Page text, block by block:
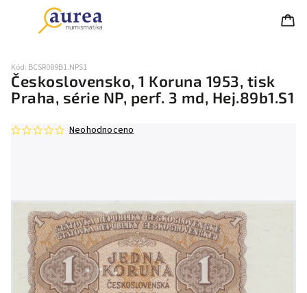
Československo, 1 Koruna 1953, tisk
Praha, série NP, perf. 3 md, Hej.89b1.S1
Kód: BCSR089B1.NPS1
Neohodnoceno